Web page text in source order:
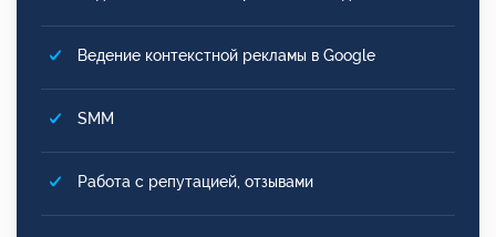
Ведение контекстной рекламы в Google
SMM
Работа с репутацией, отзывами